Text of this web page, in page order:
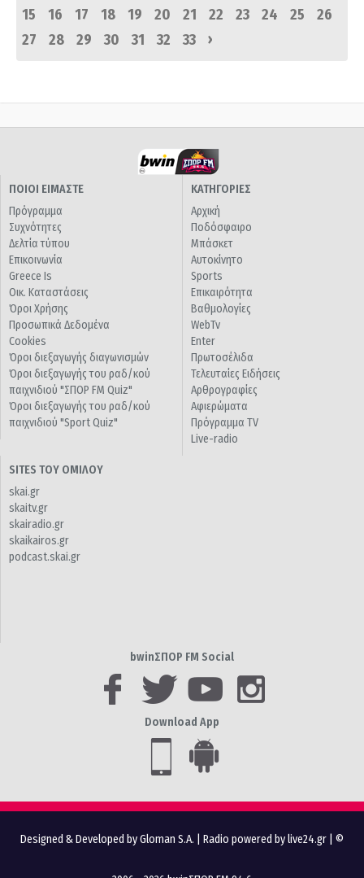
15
16 17 18 19 20 21 22 23 24 25
26
27
28 29 30 31 32 33 ›
ΠΟΙΟΙ ΕΙΜΑΣΤΕ
Πρόγραμμα
Συχνότητες
Δελτία τύπου
Επικοινωνία
Greece Is
Οικ. Καταστάσεις
Όροι Χρήσης
Προσωπικά Δεδομένα
Cookies
Όροι διεξαγωγής διαγωνισμών
Όροι διεξαγωγής του ραδ/κού
παιχνιδιού "ΣΠΟΡ FM Quiz"
Όροι διεξαγωγής του ραδ/κού
παιχνιδιού "Sport Quiz"
ΚΑΤΗΓΟΡΙΕΣ
Αρχική
Ποδόσφαιρο
Μπάσκετ
Αυτοκίνητο
Sports
Επικαιρότητα
Βαθμολογίες
WebTv
Enter
Πρωτοσέλιδα
Τελευταίες Ειδήσεις
Αρθρογραφίες
Αφιερώματα
Πρόγραμμα TV
Live-radio
SITES ΤΟΥ ΟΜΙΛΟΥ
skai.gr
skaitv.gr
skairadio.gr
skaikairos.gr
podcast.skai.gr
bwinΣΠΟΡ FM Social
Download App
Designed & Developed by Gloman S.A. Radio powered by live24.gr | ©